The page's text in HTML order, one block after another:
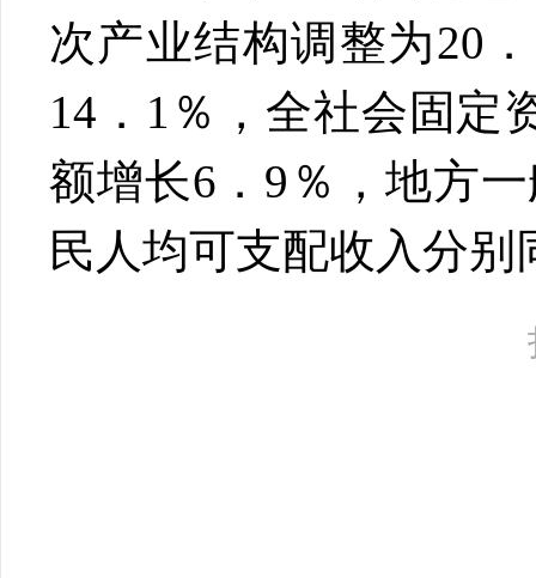
次产业结构调整为20
14．1％，全社会固定
额增长6．9％，地方
民人均可支配收入分